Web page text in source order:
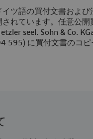
ツ語の買付文書および
れています。任意公開
seel. Sohn & Co.
595) に買付文書のコピ